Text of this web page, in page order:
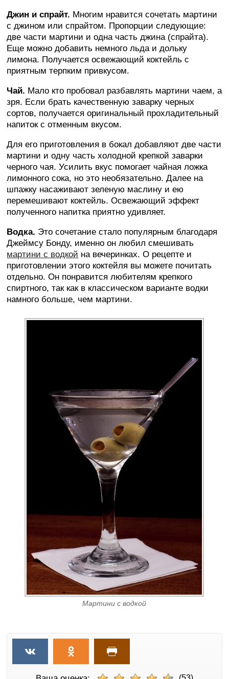
Джин и спрайт. Многим нравится сочетать мартини
с джином или спрайтом. Пропорции следующие:
две части мартини и одна часть джина (спрайта).
Еще можно добавить немного льда и дольку
лимона. Получается освежающий коктейль с
приятным терпким привкусом.
Чай. Мало кто пробовал разбавлять мартини чаем, а
зря. Если брать качественную заварку черных
сортов, получается оригинальный прохладительный
напиток с отменным вкусом.
Для его приготовления в бокал добавляют две части
мартини и одну часть холодной крепкой заварки
черного чая. Усилить вкус помогает чайная ложка
лимонного сока, но это необязательно. Далее на
шпажку насаживают зеленую маслину и ею
перемешивают коктейль. Освежающий эффект
полученного напитка приятно удивляет.
Водка. Это сочетание стало популярным благодаря
Джеймсу Бонду, именно он любил смешивать
мартини с водкой на вечеринках. О рецепте и
приготовлении этого коктейля вы можете почитать
отдельно. Он понравится любителям крепкого
спиртного, так как в классическом варианте водки
намного больше, чем мартини.
Мартини с водкой